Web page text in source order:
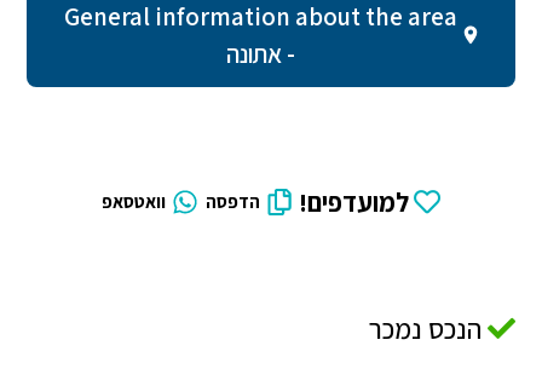
General information about the area
- אתונה
למועדפים! הדפסה וואטסאפ
הנכס נמכר